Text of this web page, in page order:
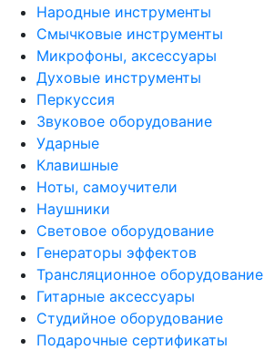
Народные инструменты
Смычковые инструменты
Микрофоны, аксессуары
Духовые инструменты
Перкуссия
Звуковое оборудование
Ударные
Клавишные
Ноты, самоучители
Наушники
Световое оборудование
Генераторы эффектов
Трансляционное оборудование
Гитарные аксессуары
Студийное оборудование
Подарочные сертификаты